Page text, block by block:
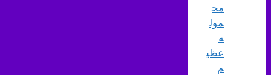
مح
مول
ه
عظی
م